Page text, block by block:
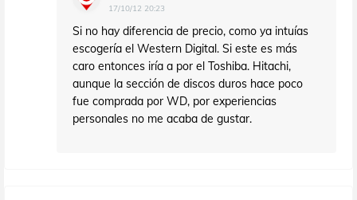
17/10/12 20:23
Si no hay diferencia de precio, como ya intuías
escogería el Western Digital. Si este es más
caro entonces iría a por el Toshiba. Hitachi,
aunque la sección de discos duros hace poco
fue comprada por WD, por experiencias
personales no me acaba de gustar.